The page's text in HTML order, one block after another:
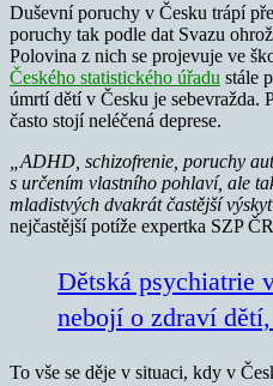
Duševní poruchy v Česku trápí
poruchy tak podle dat Svazu
Polovina z nich se projevuje ve
Českého statistického úřadu stále
úmrtí dětí v Česku je sebevražda.
často stojí neléčená deprese.
„ADHD, schizofrenie, poruchy
s určením vlastního pohlaví, ale
mladistvých dvakrát častější
nejčastější potíže expertka SZP
Dětská psychiatrie
nebojí o zdraví
To vše se děje v situaci, kdy v